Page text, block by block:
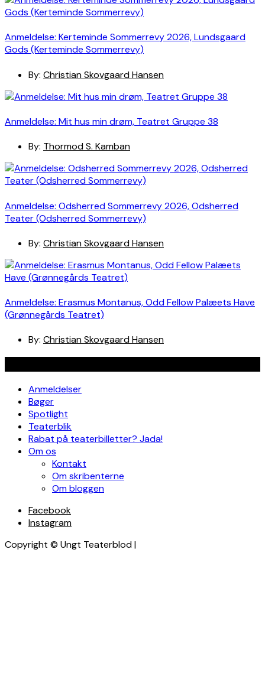
Anmeldelse: Kerteminde Sommerrevy 2026, Lundsgaard
Gods (Kerteminde Sommerrevy)
By: Christian Skovgaard Hansen
Anmeldelse: Mit hus min drøm, Teatret Gruppe 38
By: Thormod S. Kamban
Anmeldelse: Odsherred Sommerrevy 2026, Odsherred
Teater (Odsherred Sommerrevy)
By: Christian Skovgaard Hansen
Anmeldelse: Erasmus Montanus, Odd Fellow Palæets Have
(Grønnegårds Teatret)
By: Christian Skovgaard Hansen
Anmeldelser
Bøger
Spotlight
Teaterblik
Rabat på teaterbilletter? Jada!
Om os
Kontakt
Om skribenterne
Om bloggen
Facebook
Instagram
Copyright © Ungt Teaterblod |